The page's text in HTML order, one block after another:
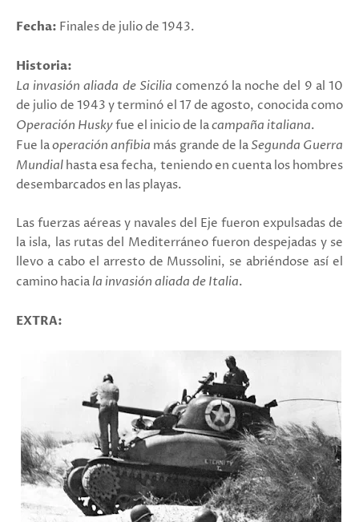
Fecha: Finales de julio de 1943.
Historia:
La invasión aliada de Sicilia comenzó la noche del 9 al 10
de julio de 1943 y terminó el 17 de agosto, conocida como
Operación Huskyfue el inicio de lacampaña italiana.
Fue laoperación anfibia más grande de la Segunda Guerra
Mundial hasta esa fecha, teniendo en cuenta los hombres
desembarcados en las playas.
Las fuerzas aéreas y navales del Eje fueron expulsadas de
la isla, las rutas del Mediterráneo fueron despejadas y se
llevo a cabo el arresto de Mussolini, se abriéndose así el
camino hacia la invasión aliada de Italia.
EXTRA: